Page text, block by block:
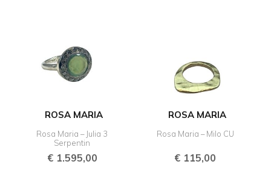
ROSA MARIA
Rosa Maria – Julia 3
Serpentin
€1.595,00
ROSA MARIA
Rosa Maria – Milo CU
€ 115,00